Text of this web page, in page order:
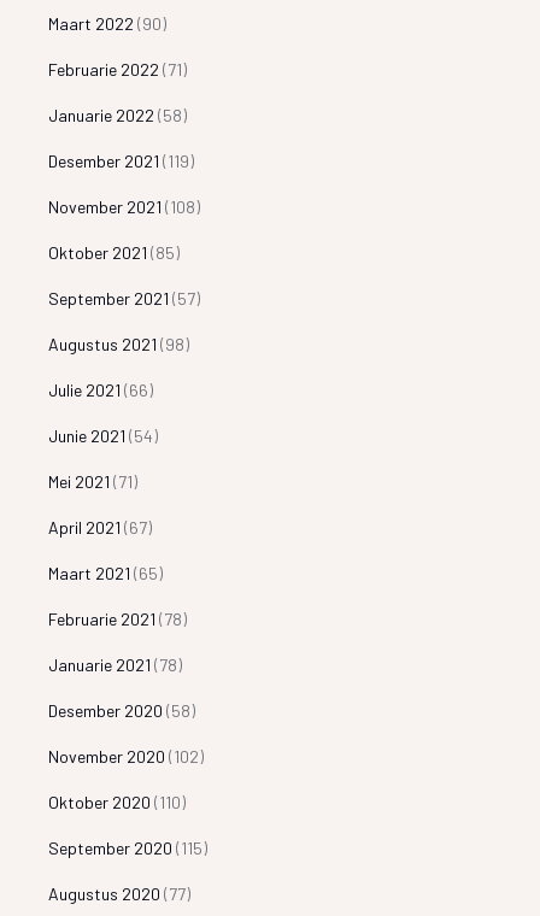
Maart 2022 (90)
Februarie 2022 (71)
Januarie 2022 (58)
Desember 2021 (119)
November 2021 (108)
Oktober 2021 (85)
September 2021 (57)
Augustus 2021 (98)
Julie 2021 (66)
Junie 2021 (54)
Mei 2021 (71)
April 2021 (67)
Maart 2021 (65)
Februarie 2021 (78)
Januarie 2021 (78)
Desember 2020 (58)
November 2020 (102)
Oktober 2020 (110)
September 2020 (115)
Augustus 2020 (77)